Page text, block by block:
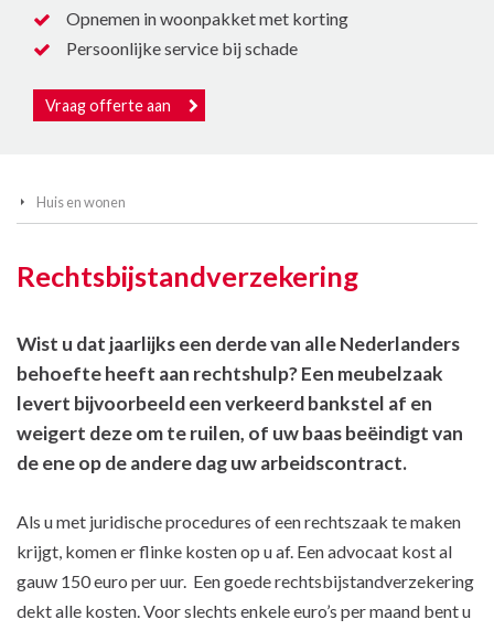
Opnemen in woonpakket met korting
Persoonlijke service bij schade
Vraag offerte aan
Huis en wonen
Rechtsbijstandverzekering
Wist u dat jaarlijks een derde van alle Nederlanders
behoefte heeft aan rechtshulp? Een meubelzaak
levert bijvoorbeeld een verkeerd bankstel af en
weigert deze om te ruilen, of uw baas beëindigt van
de ene op de andere dag uw arbeidscontract.
Als u met juridische procedures of een rechtszaak te maken
krijgt, komen er flinke kosten op u af. Een advocaat kost al
gauw 150 euro per uur. Een goede rechtsbijstandverzekering
dekt alle kosten. Voor slechts enkele euro’s per maand bent u